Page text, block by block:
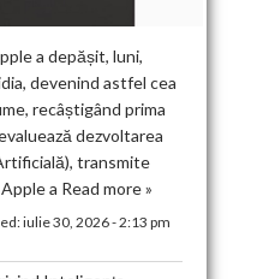
a depășit, luni,
devenind astfel cea
recâștigând prima
dezvoltarea
transmite
a Read more »
iulie 30, 2026 - 2:13 pm